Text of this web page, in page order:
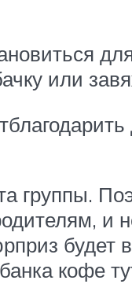
или
группы.
и
будет
кофе